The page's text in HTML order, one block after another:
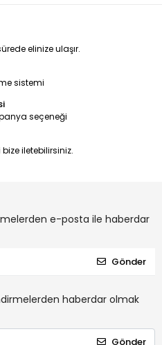
elinize ulaşır.
sistemi
seçeneği
iletebilirsiniz.
e-posta ile haberdar
Gönder
haberdar olmak
Gönder